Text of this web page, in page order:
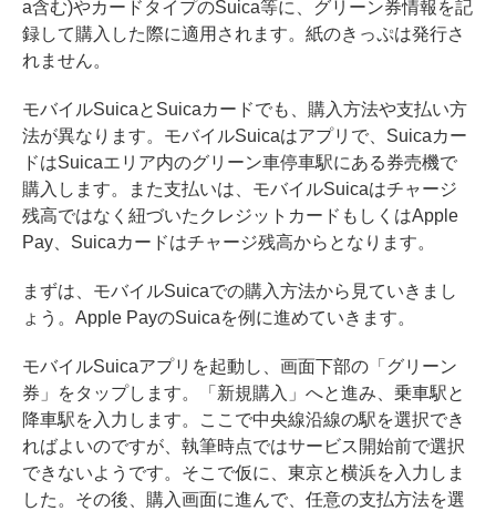
a含む)やカードタイプのSuica等に、グリーン券情報を記
録して購入した際に適用されます。紙のきっぷは発行さ
れません。
モバイルSuicaとSuicaカードでも、購入方法や支払い方
法が異なります。モバイルSuicaはアプリで、Suicaカー
ドはSuicaエリア内のグリーン車停車駅にある券売機で
購入します。また支払いは、モバイルSuicaはチャージ
残高ではなく紐づいたクレジットカードもしくはApple
Pay、Suicaカードはチャージ残高からとなります。
まずは、モバイルSuicaでの購入方法から見ていきまし
ょう。Apple PayのSuicaを例に進めていきます。
モバイルSuicaアプリを起動し、画面下部の「グリーン
券」をタップします。「新規購入」へと進み、乗車駅と
降車駅を入力します。ここで中央線沿線の駅を選択でき
ればよいのですが、執筆時点ではサービス開始前で選択
できないようです。そこで仮に、東京と横浜を入力しま
した。その後、購入画面に進んで、任意の支払方法を選